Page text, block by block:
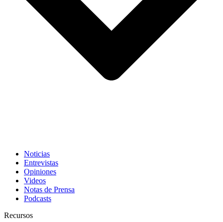
Noticias
Entrevistas
Opiniones
Videos
Notas de Prensa
Podcasts
Recursos